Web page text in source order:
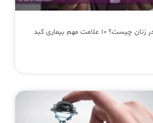
علائم هپاتیت در زنان چیست؟ ۱۰ علامت مهم بیماری کبد